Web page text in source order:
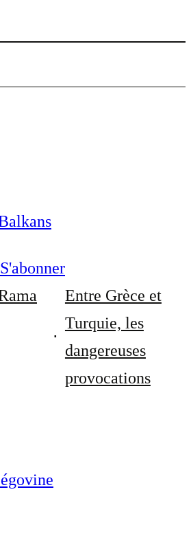
S'abonner
Entre Grèce et
Turquie, les
dangereuses
provocations